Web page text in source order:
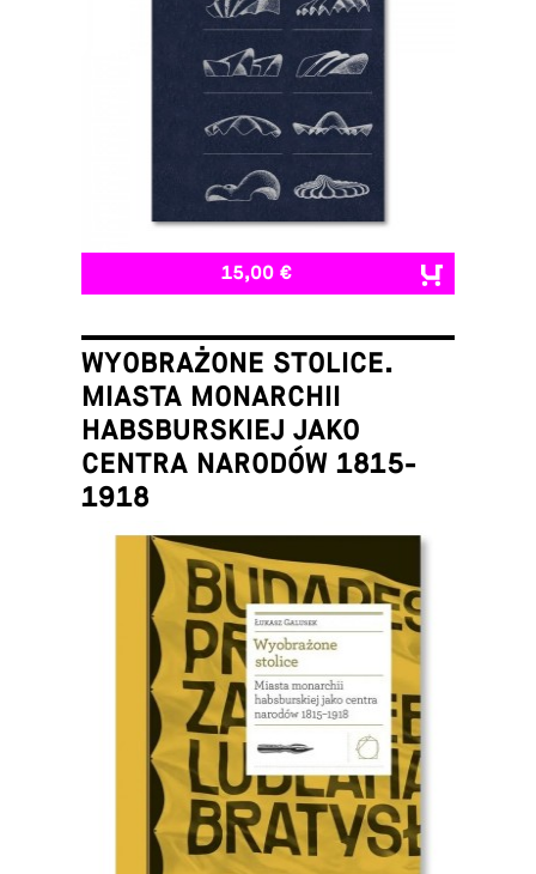
15,00 €
WYOBRAŻONE STOLICE.
MIASTA MONARCHII
HABSBURSKIEJ JAKO
CENTRA NARODÓW 1815-
1918
Łukasz Galusek